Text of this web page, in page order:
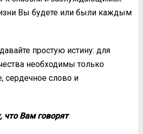
Вы будете или были каждым
простую истину: для
необходимы только
сердечное слово и
что Вам говорят